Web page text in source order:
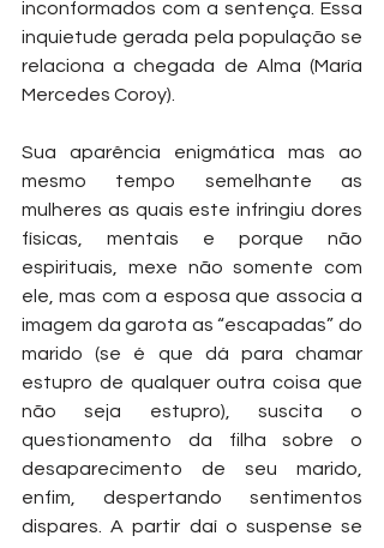
inconformados com a sentença. Essa
inquietude gerada pela população se
relaciona a chegada de Alma (María
Mercedes Coroy).
Sua aparência enigmática mas ao
mesmo tempo semelhante as
mulheres as quais este infringiu dores
físicas, mentais e porque não
espirituais, mexe não somente com
ele, mas com a esposa que associa a
imagem da garota as “escapadas” do
marido (se é que dá para chamar
estupro de qualquer outra coisa que
não seja estupro), suscita o
questionamento da filha sobre o
desaparecimento de seu marido,
enfim, despertando sentimentos
dispares. A partir daí o suspense se